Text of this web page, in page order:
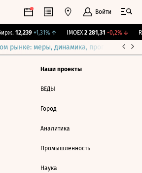
Войти
12,239 +1,31%↑ IMOEX 2 281,31 -0,2%↓
рынке: меры, динамика, прогнозы
Наши проекты
ВЕДЫ
Город
Аналитика
Промышленность
Наука